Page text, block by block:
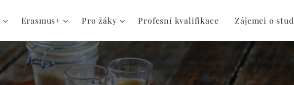
Erasmus+ Pro žáky Profesní kvalifikace Zájemci o